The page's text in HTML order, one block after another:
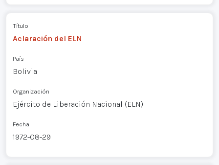
Título
Aclaración del ELN
País
Bolivia
Organización
Ejército de Liberación Nacional (ELN)
Fecha
1972-08-29